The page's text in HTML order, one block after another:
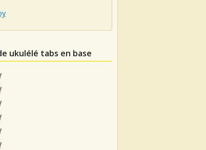
ukulélé tabs en base